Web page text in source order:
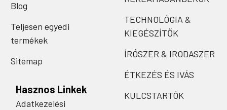
Blog
Teljesen egyedi
termékek
Sitemap
Hasznos Linkek
Adatkezelési
TECHNOLÓGIA &
KIEGÉSZÍTŐK
ÍRÓSZER & IRODASZER
ÉTKEZÉS ÉS IVÁS
KULCSTARTÓK